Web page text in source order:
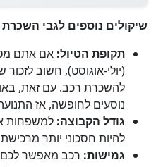
שיקולים נוספים לגבי
תקופת הטיול: אם אתם
(יולי-אוגוסט), חשוב
להשכרת רכב. עם זאת,
נוסעים לחופשה, אז
גודל הקבוצה: למשפחות
להיות חסכוני יותר
גמישות: רכב מאפשר לכם